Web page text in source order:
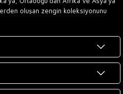
oluşan zengin koleksiyonunu